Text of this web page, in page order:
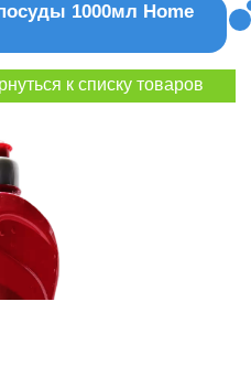
1000мл Home
к списку товаров